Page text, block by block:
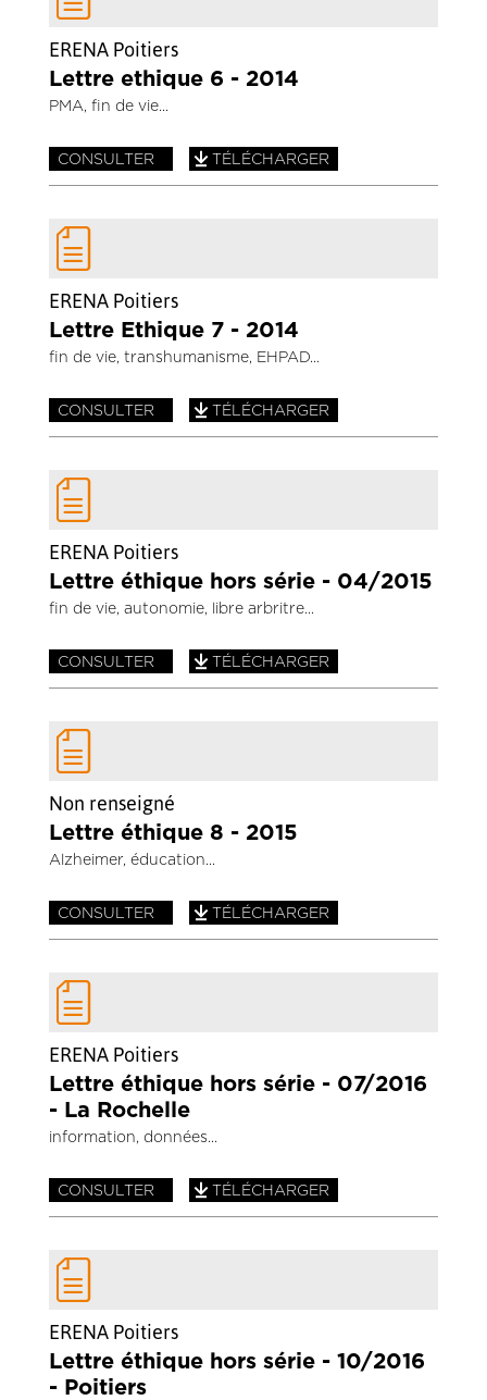
ERENA Poitiers
Lettre ethique 6 - 2014
PMA, fin de vie
CONSULTER TÉLÉCHARGER
ERENA Poitiers
Lettre Ethique 7 - 2014
fin de vie, transhumanisme, EHPAD
CONSULTER TÉLÉCHARGER
ERENA Poitiers
Lettre éthique hors série - 04/2015
fin de vie, autonomie, libre arbritre
CONSULTER TÉLÉCHARGER
Non renseigné
Lettre éthique 8 - 2015
Alzheimer, éducation
CONSULTER TÉLÉCHARGER
ERENA Poitiers
Lettre éthique hors série - 07/2016
- La Rochelle
information, données
CONSULTER TÉLÉCHARGER
ERENA Poitiers
Lettre éthique hors série - 10/2016
- Poitiers